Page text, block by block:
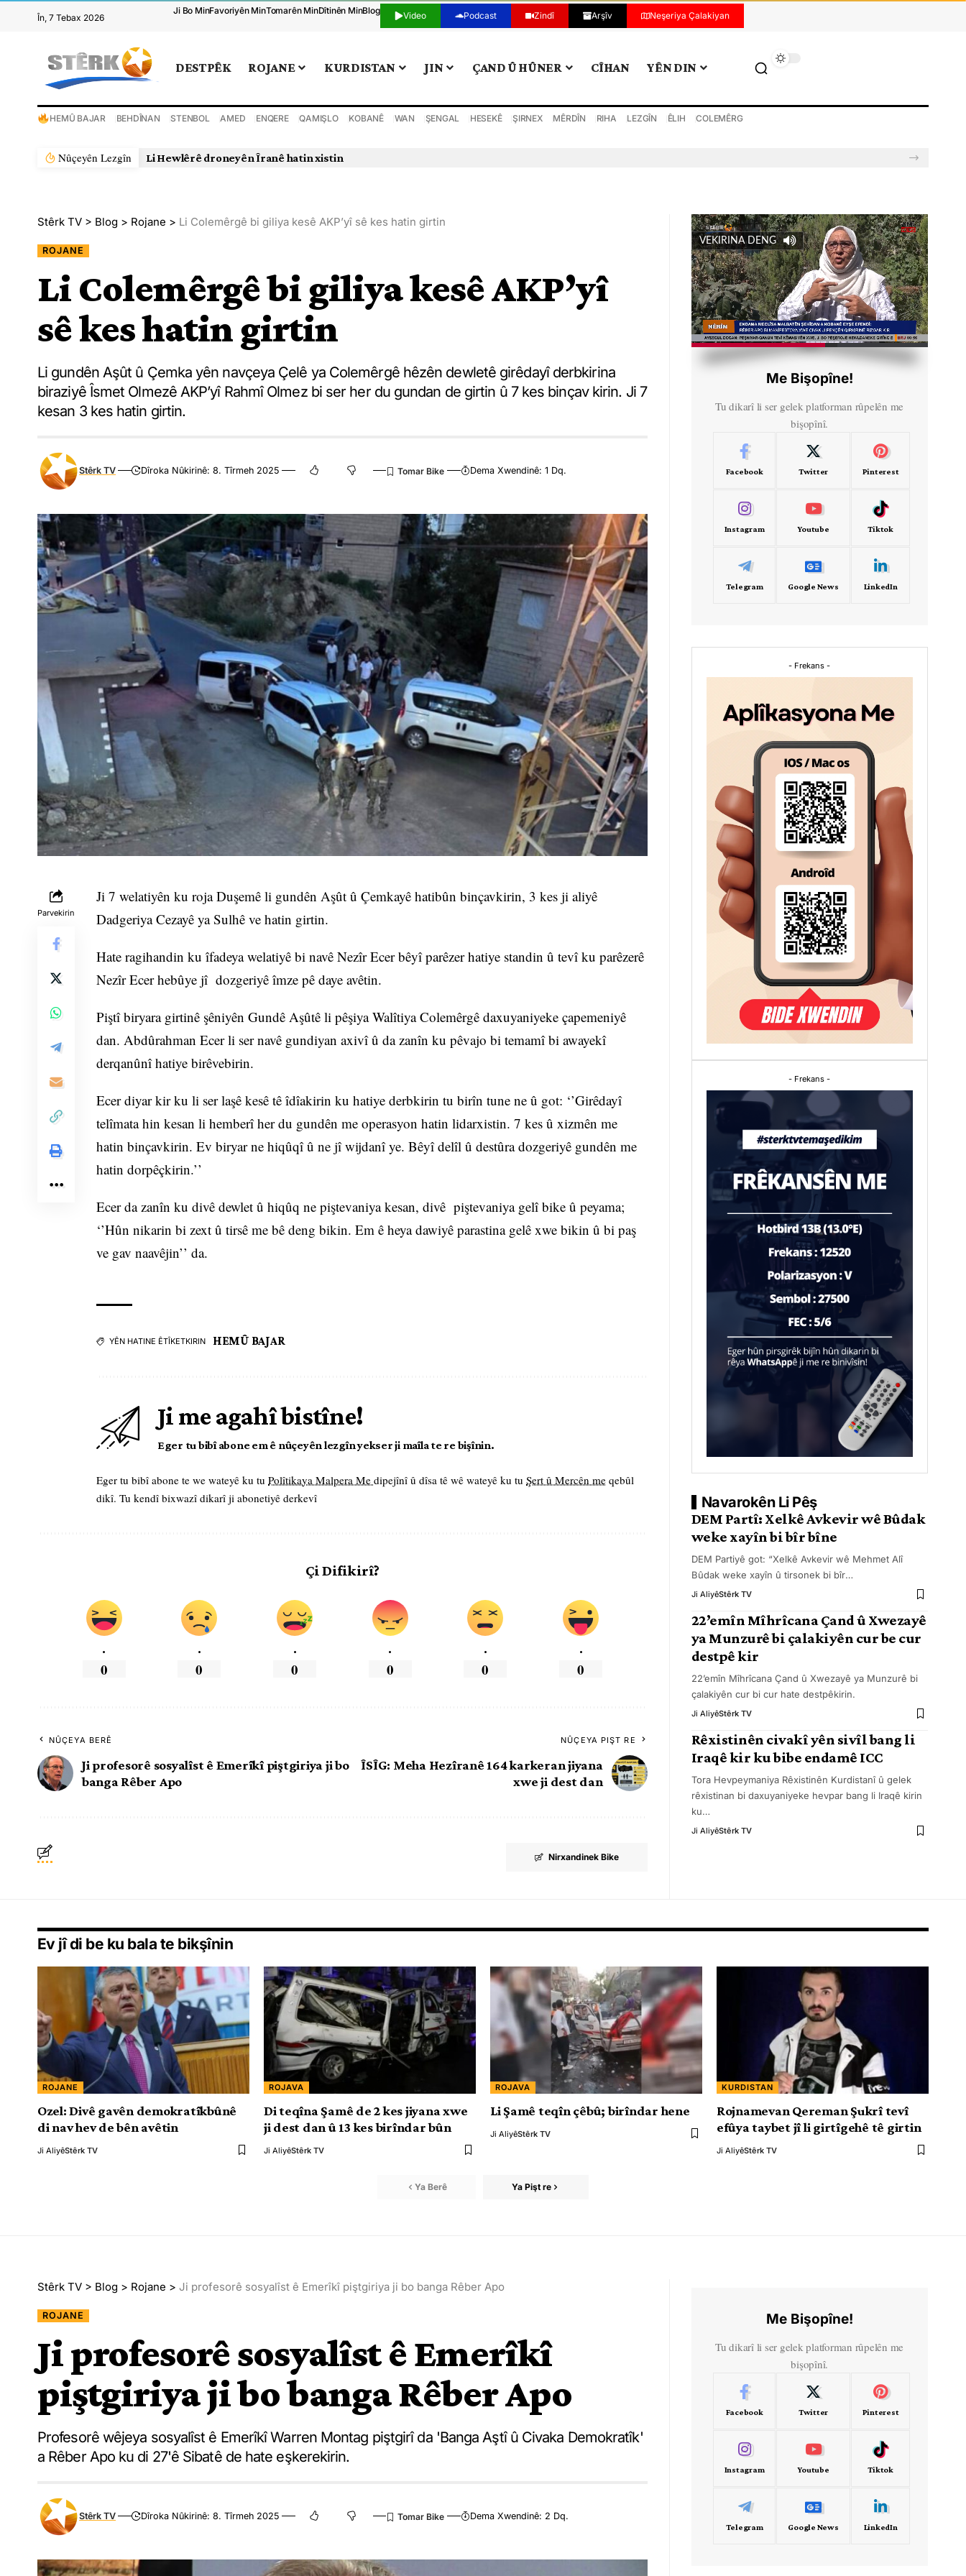
În, 7 Tebax 2026
Ji Bo MinFavoriyên MinTomarên MinDîtinên MinBlog Video Podcast Zindî Arşîv Neşeriya Çalakiyan
DESTPÊK ROJANE KURDISTAN JIN ÇAND Û HÛNER CÎHAN YÊN DIN
HEMÛ BAJAR BEHDÎNAN STENBOL AMED ENQERE QAMIŞLO KOBANÊ WAN ŞENGAL HESEKÊ ŞIRNEX MÊRDÎN RIHA LEZGÎN ÊLIH COLEMÊRG
Nûçeyên Lezgîn Li Hewlêrê droneyên Îranê hatin xistin
Stêrk TV > Blog > Rojane > Li Colemêrgê bi giliya kesê AKP’yî sê kes hatin girtin
ROJANE
Li Colemêrgê bi giliya kesê AKP’yî
sê kes hatin girtin
Li gundên Aşût û Çemka yên navçeya Çelê ya Colemêrgê hêzên dewletê girêdayî derbkirina
biraziyê Îsmet Olmezê AKP’yî Rahmî Olmez bi ser her du gundan de girtin û 7 kes binçav kirin. Ji 7
kesan 3 kes hatin girtin.
Stêrk TV Dîroka Nûkirinê: 8. Tîrmeh 2025 Dema Xwendinê: 1 Dq.
Parvekirin
Ji 7 welatiyên ku roja Duşemê li gundên Aşût û Çemkayê hatibûn binçavkirin, 3 kes ji aliyê
Dadgeriya Cezayê ya Sulhê ve hatin girtin.
Hate ragihandin ku îfadeya welatiyê bi navê Nezîr Ecer bêyî parêzer hatiye standin û tevî ku parêzerê
Nezîr Ecer hebûye jî dozgeriyê îmze pê daye avêtin.
Piştî biryara girtinê şêniyên Gundê Aşûtê li pêşiya Walîtiya Colemêrgê daxuyaniyeke çapemeniyê
dan. Abdûrahman Ecer li ser navê gundiyan axivî û da zanîn ku pêvajo bi temamî bi awayekî
derqanûnî hatiye birêvebirin.
Ecer diyar kir ku li ser laşê kesê tê îdîakirin ku hatiye derbkirin tu birîn tune ne û got: ‘’Girêdayî
telîmata hin kesan li hemberî her du gundên me operasyon hatin lidarxistin. 7 kes û xizmên me
hatin binçavkirin. Ev biryar ne hiqûqî û ne jî wijdanî ye. Bêyî delîl û destûra dozgeriyê gundên me
hatin dorpêçkirin.’’
Ecer da zanîn ku divê dewlet û hiqûq ne piştevaniya kesan, divê piştevaniya gelî bike û peyama;
‘’Hûn nikarin bi zext û tirsê me bê deng bikin. Em ê heya dawiyê parastina gelê xwe bikin û bi paş
ve gav naavêjin’’ da.
YÊN HATINE ÊTÎKETKIRIN HEMÛ BAJAR
Ji me agahî bistîne!
Eger tu bibî abone em ê nûçeyên lezgîn yekser ji maîla te re bişînin.
Eger tu bibî abone te we wateyê ku tu Polîtikaya Malpera Me dipejînî û dîsa tê wê wateyê ku tu Şert û Mercên me qebûl
dikî. Tu kendî bixwazî dikarî ji abonetiyê derkevî
Çi Difikirî?
.
0
.
0
.
0
.
0
.
0
.
0
NÛÇEYA BERÊ
Ji profesorê sosyalîst ê Emerîkî piştgiriya ji bo
banga Rêber Apo
NÛÇEYA PIŞT RE
ÎSÎG: Meha Hezîranê 164 karkeran jiyana
xwe ji dest dan
Nirxandinek Bike
VEKIRINA DENG
Me Bişopîne!
Tu dikarî li ser gelek platforman rûpelên me
bişopînî.
Facebook Twitter Pinterest
Instagram Youtube Tiktok
Telegram Google News LinkedIn
- Frekans -
- Frekans -
Navarokên Li Pêş
DEM Partî: Xelkê Avkevir wê Bûdak
weke xayîn bi bîr bîne
DEM Partiyê got: “Xelkê Avkevir wê Mehmet Alî
Bûdak weke xayîn û tirsonek bi bîr…
Ji AliyêStêrk TV
22’emîn Mîhrîcana Çand û Xwezayê
ya Munzurê bi çalakiyên cur be cur
destpê kir
22’emîn Mîhrîcana Çand û Xwezayê ya Munzurê bi
çalakiyên cur bi cur hate destpêkirin.
Ji AliyêStêrk TV
Rêxistinên civakî yên sivîl bang li
Iraqê kir ku bibe endamê ICC
Tora Hevpeymaniya Rêxistinên Kurdistanî û gelek
rêxistinan bi daxuyaniyeke hevpar bang li Iraqê kirin
ku…
Ji AliyêStêrk TV
Ev jî di be ku bala te bikşînin
ROJANE
Ozel: Divê gavên demokratîkbûnê
di nav hev de bên avêtin
Ji AliyêStêrk TV
ROJAVA
Di teqîna Şamê de 2 kes jiyana xwe
ji dest dan û 13 kes birîndar bûn
Ji AliyêStêrk TV
ROJAVA
Li Şamê teqîn çêbû; birîndar hene
Ji AliyêStêrk TV
KURDISTAN
Rojnamevan Qereman Şukrî tevî
efûya taybet jî li girtîgehê tê girtin
Ji AliyêStêrk TV
Ya Berê Ya Pişt re
Stêrk TV > Blog > Rojane > Ji profesorê sosyalîst ê Emerîkî piştgiriya ji bo banga Rêber Apo
ROJANE
Ji profesorê sosyalîst ê Emerîkî
piştgiriya ji bo banga Rêber Apo
Profesorê wêjeya sosyalîst ê Emerîkî Warren Montag piştgirî da 'Banga Aştî û Civaka Demokratîk'
a Rêber Apo ku di 27'ê Sibatê de hate eşkerekirin.
Stêrk TV Dîroka Nûkirinê: 8. Tîrmeh 2025 Dema Xwendinê: 2 Dq.
Me Bişopîne!
Tu dikarî li ser gelek platforman rûpelên me
bişopînî.
Facebook Twitter Pinterest
Instagram Youtube Tiktok
Telegram Google News LinkedIn